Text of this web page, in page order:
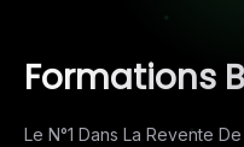
Formations
Le N°1 Dans La Revente